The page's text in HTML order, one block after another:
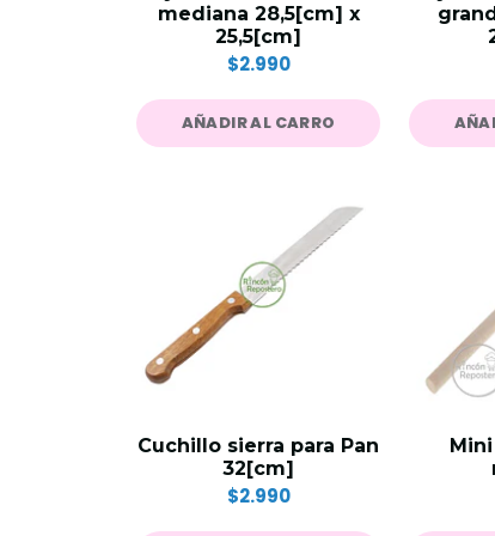
mediana 28,5[cm] x
25,5[cm]
$2.990
AÑADIR AL CARRO
Cuchillo sierra para Pan
32[cm]
$2.990